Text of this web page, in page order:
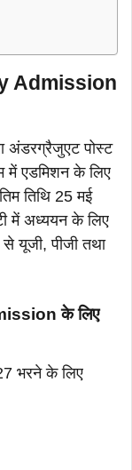
Admission
अंडरग्रैजुएट पोस्ट
में एडमिशन के लिए
तिथि 25 मई
में अध्ययन के लिए
यूजी, पीजी तथा
के लिए
भरने के लिए